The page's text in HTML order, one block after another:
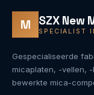
M SZX New
SPECIALIST
Gespecialiseerde
micaplaten, -vellen,
bewerkte mica-